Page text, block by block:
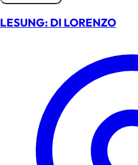
LESUNG: DI LORENZO